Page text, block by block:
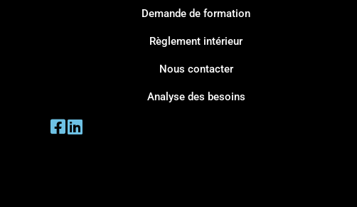
Demande de formation
Règlement intérieur
Nous contacter
Analyse des besoins